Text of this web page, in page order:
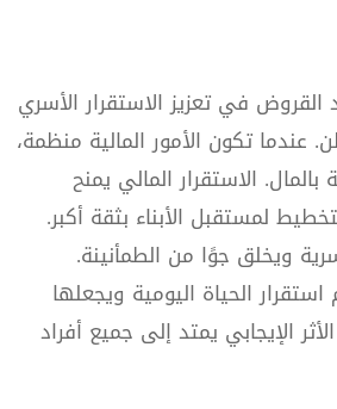
القروض في تعزيز الاستقرار الأسري
عندما تكون الأمور المالية منظمة،
الاستقرار المالي يمنح
لمستقبل الأبناء بثقة أكبر.
ويخلق جوًا من الطمأنينة.
الحياة اليومية ويجعلها
الإيجابي يمتد إلى جميع أفراد